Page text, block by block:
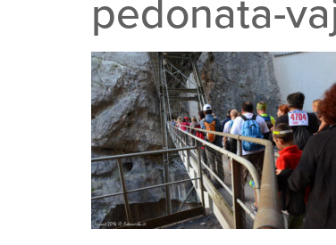
pedonata-